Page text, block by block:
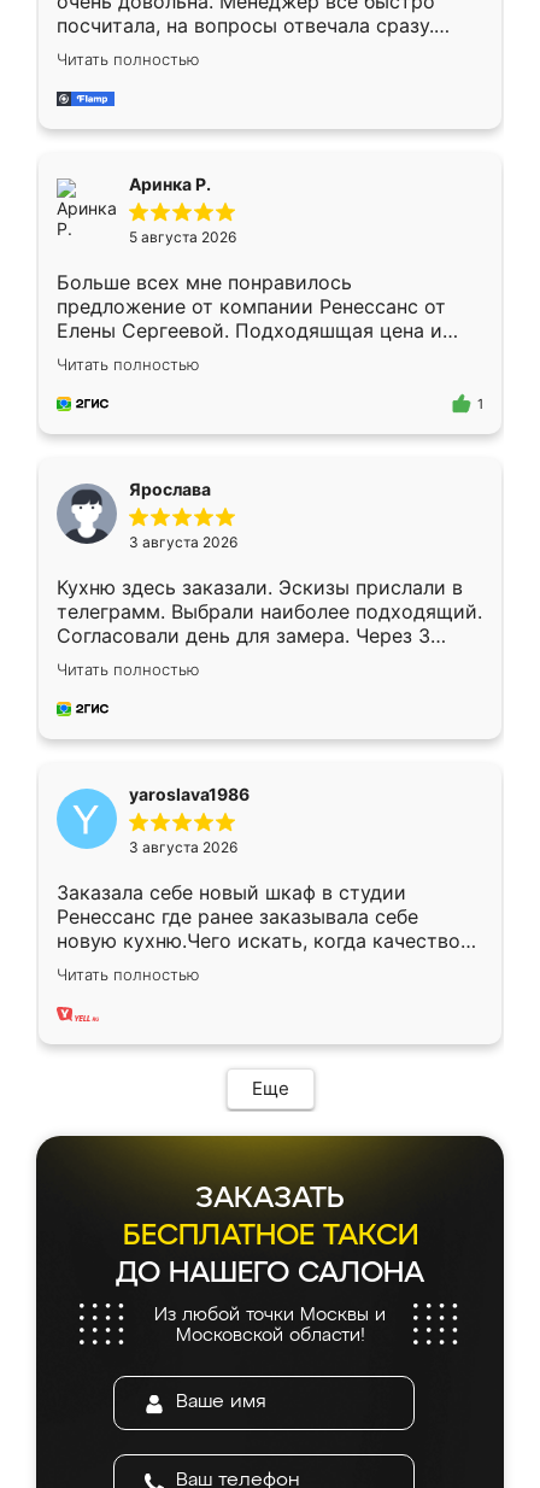
посчитала, на вопросы отвечала сразу.
Замерщик приехал в субботу, подошёл к
делу со всей ответственностью. Собрали
за день, ребята работали аккуратно, даже
Читать полностью
Аринка Р.
5 августа 2026
Больше всех мне понравилось
предложение от компании Ренессанс от
Елены Сергеевой. Подходяшщая цена и
короткие сроки изготовления. Приехавший
для замера сотрудник Владислав
предложил по моему эскизу самый
Читать полностью
1
Ярослава
3 августа 2026
Кухню здесь заказали. Эскизы прислали в
телеграмм. Выбрали наиболее подходящий.
Согласовали день для замера. Через 3
недели кухня была уже готова. Остались
довольны работой. Спасибо Ренессанс
мебель за качественную работу!
Читать полностью
yaroslava1986
3 августа 2026
Заказала себе новый шкаф в студии
Ренессанс где ранее заказывала себе
новую кухню.Чего искать, когда качеством
вполне довольна. Служит кухня уже почти
два года, нареканий нет.
Читать полностью
Еще
ЗАКАЗАТЬ
БЕСПЛАТНОЕ ТАКСИ
ДО НАШЕГО САЛОНА
Из любой точки Москвы и
Московской области!